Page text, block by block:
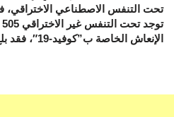
تحت التنفس الاصطناعي الاختراقي،
الإنعاش الخاصة ب”كوفيد-19″، فقد بلغ 36 في المائة.